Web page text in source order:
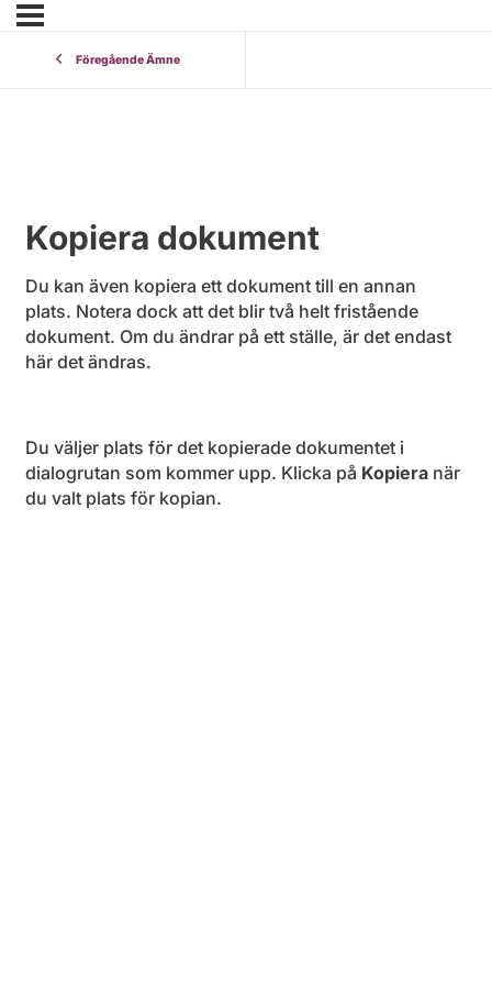
Föregående Ämne
Kopiera dokument
Du kan även kopiera ett dokument till en annan
plats. Notera dock att det blir två helt fristående
dokument. Om du ändrar på ett ställe, är det endast
här det ändras.
Du väljer plats för det kopierade dokumentet i
dialogrutan som kommer upp. Klicka på Kopiera när
du valt plats för kopian.